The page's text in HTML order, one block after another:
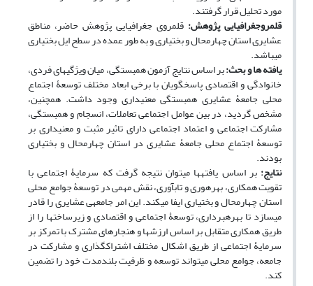
مورد تحلیل قرار گرفتند.
قلمروجغرافیایی پژوهش: قلمروی جغرافیایی پژوهش حاضر، مناطق
عشایری استان چهارمحال و بختیاری و به طور عمده در سطح ایل بختیاری
می­باشد.
یافته ­ها و بحث:بر اساس نتایج آزمون همبستگی، میان ویژگی­های فردی،
خانوادگی و اقتصادی پاسخگویان با برخی ابعاد مختلف توسعۀ اجتماع
محلی جامعۀ عشایری همبستگی معنی­داری وجود داشت. همچنین،
مشخص گردید، در بین عوامل اجتماعی تعاملات، انسجام و همبستگی،
مشارکت اجتماعی و اعتماد اجتماعی دارای تاثیر مثبت و معنی­داری بر
توسعۀ اجتماع محلی جامعۀ عشایری در استان چهارمحال‌ و بختیاری
بودند.
نتایج: بر اساس یافته­ها می­توان نتیجه گرفت که سرمایۀ اجتماعی با
تقویت همکاری، بهره­وری و تاب­آوری، نقش مهمی در توسعۀ جوامع محلی
استان چهارمحال و بختیاری ایفا می­کند. این امر جامعه­ی عشایری را قادر
می­سازد تا بهره­برداری، توسعۀ اجتماعی و اقتصادی و زیرساخت­ها را از
طریق همکاری متقابل بر اساس ارزش­ها و هنجارهای مشترک با تمرکز بر
سرمایۀ اجتماعی از طریق اشکال مختلف اشتراک­گذاری و مشارکت در
جامعه، جوامع محلی می­تواند توسعه و ظرفیت بلندمدت خود را تضمین
کند.